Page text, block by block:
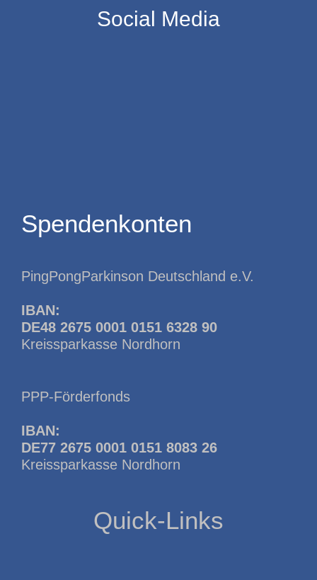
Social Media
Spendenkonten
PingPongParkinson Deutschland e.V.
IBAN:
DE48 2675 0001 0151 6328 90
Kreissparkasse Nordhorn
PPP-Förderfonds
IBAN:
DE77 2675 0001 0151 8083 26
Kreissparkasse Nordhorn
Quick-Links